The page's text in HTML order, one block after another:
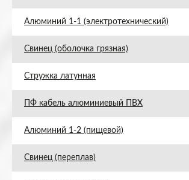
Алюминий 1-1 (электротехнический)
Свинец (оболочка грязная)
Стружка латунная
ПФ кабель алюминиевый ПВХ
Алюминий 1-2 (пищевой)
Свинец (переплав)